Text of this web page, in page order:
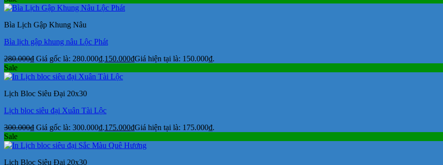
Bìa Lịch Gập Khung Nâu
Bìa lịch gập khung nâu Lộc Phát
280.000₫ Giá gốc là: 280.000₫.150.000₫Giá hiện tại là: 150.000₫.
Sale
Lịch Bloc Siêu Đại 20x30
Lịch bloc siêu đại Xuân Tài Lộc
300.000₫ Giá gốc là: 300.000₫.175.000₫Giá hiện tại là: 175.000₫.
Sale
Lịch Bloc Siêu Đại 20x30